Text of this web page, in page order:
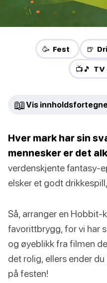
🥳 Fest 🍺
📺🎵
📖 Vis
Hver mark har sin
mennesker er det
verdenskjente fantasy-
elsker et godt
Så, arranger en
favorittbrygg, for vi har
og øyeblikk fra filmen
det rolig, ellers ender
på festen!